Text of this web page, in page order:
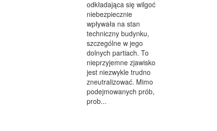
odkładająca się wilgoć
niebezpiecznie
wpływała na stan
techniczny budynku,
szczególne w jego
dolnych partiach. To
nieprzyjemne zjawisko
jest niezwykle trudno
zneutralizować. Mimo
podejmowanych prób,
prob...